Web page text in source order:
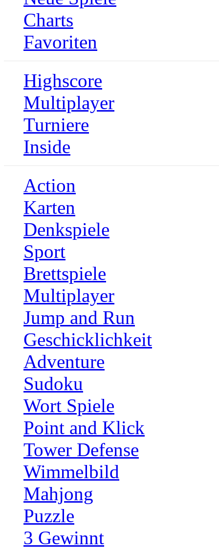
Charts
Favoriten
Highscore
Multiplayer
Turniere
Inside
Action
Karten
Denkspiele
Sport
Brettspiele
Multiplayer
Jump and Run
Geschicklichkeit
Adventure
Sudoku
Wort Spiele
Point and Klick
Tower Defense
Wimmelbild
Mahjong
Puzzle
3 Gewinnt